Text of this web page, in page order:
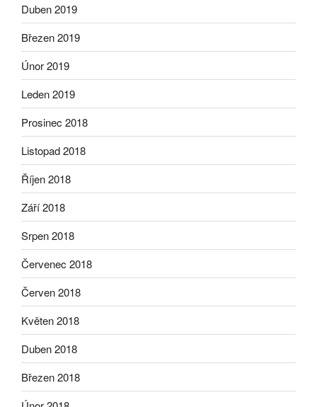
Duben 2019
Březen 2019
Únor 2019
Leden 2019
Prosinec 2018
Listopad 2018
Říjen 2018
Září 2018
Srpen 2018
Červenec 2018
Červen 2018
Květen 2018
Duben 2018
Březen 2018